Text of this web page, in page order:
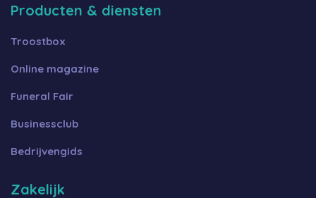
Producten & diensten
Troostbox
Online magazine
Funeral Fair
Businessclub
Bedrijvengids
Zakelijk